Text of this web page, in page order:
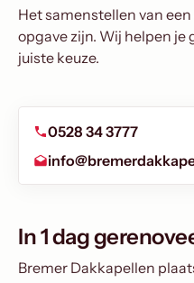
Het samenstellen van
opgave zijn. Wij helpen je
juiste keuze.
0528 34 3777
In 1 dag
Bremer Dakkapellen